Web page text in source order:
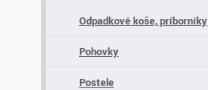
Odpadkové koše, príborníky
Pohovky
Postele